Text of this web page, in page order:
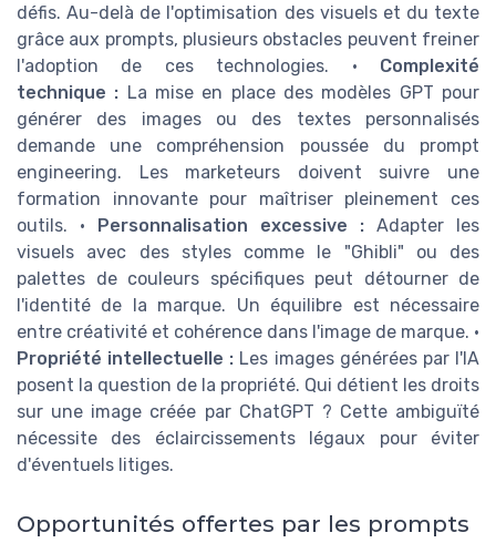
défis. Au-delà de l'optimisation des visuels et du texte
grâce aux prompts, plusieurs obstacles peuvent freiner
l'adoption de ces technologies. • Complexité
technique : La mise en place des modèles GPT pour
générer des images ou des textes personnalisés
demande une compréhension poussée du prompt
engineering. Les marketeurs doivent suivre une
formation innovante pour maîtriser pleinement ces
outils. • Personnalisation excessive : Adapter les
visuels avec des styles comme le "Ghibli" ou des
palettes de couleurs spécifiques peut détourner de
l'identité de la marque. Un équilibre est nécessaire
entre créativité et cohérence dans l'image de marque. •
Propriété intellectuelle : Les images générées par l'IA
posent la question de la propriété. Qui détient les droits
sur une image créée par ChatGPT ? Cette ambiguïté
nécessite des éclaircissements légaux pour éviter
d'éventuels litiges.
Opportunités offertes par les prompts